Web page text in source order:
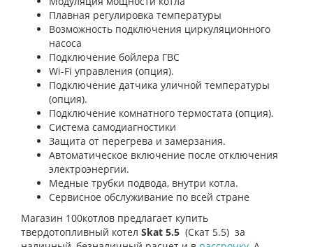
Плавная регулировка температуры
Возможность подключения циркуляционного
насоса
Подключение бойлера ГВС
Wi-Fi управления (опция).
Подключение датчика уличной температуры
(опция).
Подключение комнатного термостата (опция).
Система самодиагностики
Защита от перегрева и замерзания.
Автоматическое включение после отключения
электроэнергии.
Медные трубки подвода, внутри котла.
Сервисное обслуживание по всей стране
Магазин 100котлов предлагает купить
твердотопливный котел Skat 5.5 (Скат 5.5) за